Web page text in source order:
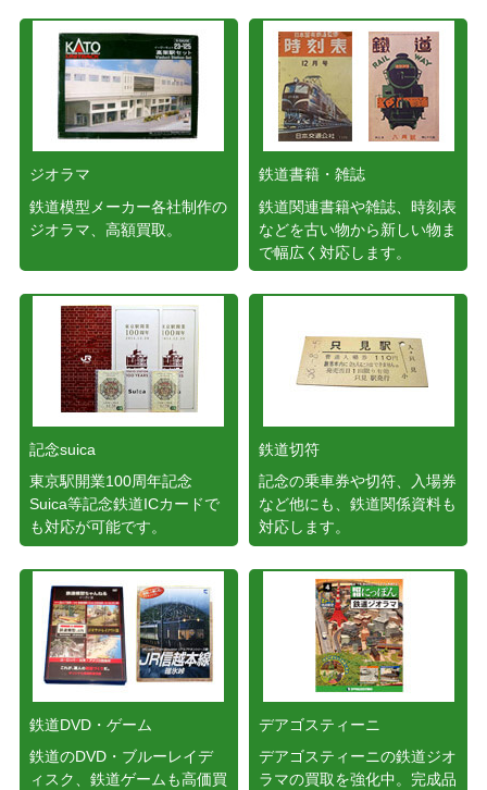
ジオラマ
鉄道模型メーカー各社制作の
ジオラマ、高額買取。
鉄道書籍・雑誌
鉄道関連書籍や雑誌、時刻表
などを古い物から新しい物ま
で幅広く対応します。
記念suica
東京駅開業100周年記念
Suica等記念鉄道ICカードで
も対応が可能です。
鉄道切符
記念の乗車券や切符、入場券
など他にも、鉄道関係資料も
対応します。
鉄道DVD・ゲーム
鉄道のDVD・ブルーレイデ
ィスク、鉄道ゲームも高価買
デアゴスティーニ
デアゴスティーニの鉄道ジオ
ラマの買取を強化中。完成品